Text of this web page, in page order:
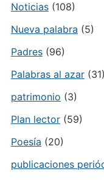
Noticias(108)
Nueva palabra (5)
Padres(96)
Palabras al azar(31)
patrimonio (3)
Plan lector(59)
Poesía (20)
publicaciones